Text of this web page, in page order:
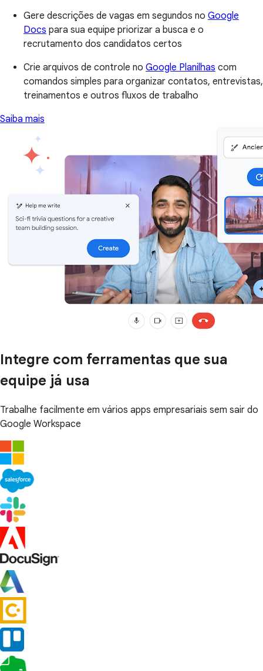
Gere descrições de vagas em segundos no Google
Docs para sua equipe priorizar a busca e o
recrutamento dos candidatos certos
Crie arquivos de controle no Google Planilhas com
comandos simples para organizar contatos, entrevistas,
treinamentos e outros fluxos de trabalho
Saiba mais
Integre com ferramentas que sua
equipe já usa
Trabalhe facilmente em vários apps empresariais sem sair do
Google Workspace